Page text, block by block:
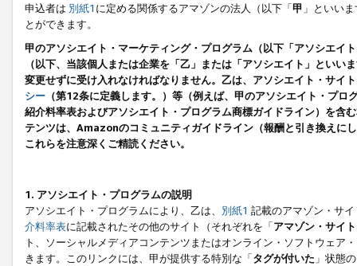
申込者は 別紙1 に定める関係するアマゾンの法人（以下「甲 」といい
とができます。
甲のアソシエイト・マーケティング・プログラム（以下「アソシエイ
（以下、当該個人または企業を「乙」または「アソシエイト」とい
変更せずに受け入れなければなりません。乙は、アソシエイト・サイ
シー （第12条に定義します。）等（例えば、甲のアソシエイト・プ
紹介料率表およびアソシエイト・プログラム商標ガイドライン）を
テンツは、Amazonのコミュニティガイドライン（報酬と引き換えに
これらを注意深くご精読ください。
1. アソシエイト・プログラムの説明
アソシエイト・プログラムにより、乙は、 別紙1 記載のアマゾン・サ
介料率表に記載されたその他のサイト（それぞれを「アマゾン・サイト
ト、ソーシャルメディアコンテンツまたはオンライン・ソフトウェア
きます。このリンクには、甲が提供する特別な「タグが付いた 」状態